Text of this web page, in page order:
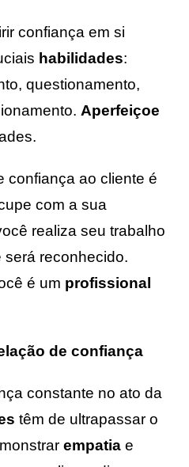
confiança em si
habilidades:
questionamento,
Aperfeiçoe
confiança ao cliente é
com a sua
realiza seu trabalho
reconhecido.
é um profissional
de confiança
constante no ato da
têm de ultrapassar o
empatiae